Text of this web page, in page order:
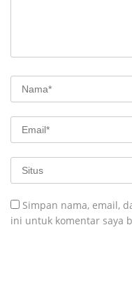
Simpan nama, email,
ini untuk komentar saya